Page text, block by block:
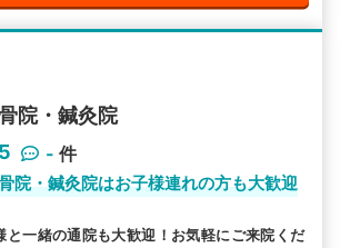
院・鍼灸院
- 件
院・鍼灸院はお子様連れの方も大歓迎
と一緒の通院も大歓迎！お気軽にご来院くだ